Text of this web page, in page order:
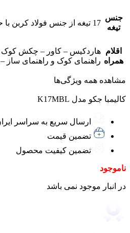
جنس
تیغه
17 تیغه از جنس فولاد کربن با حک نت
اقلام
همراه
هاردکیس – کاور – چکش کوک
راهنمای کوک و راهنمای ساز
مشاهده همه ویژگی‌ها
کالیمبا جکو مدل K17MBL
ارسال سریع به سراسر
تضمین قیمت
تضمین کیفیت محصول
ناموجود
در انبار موجود نمی باشد